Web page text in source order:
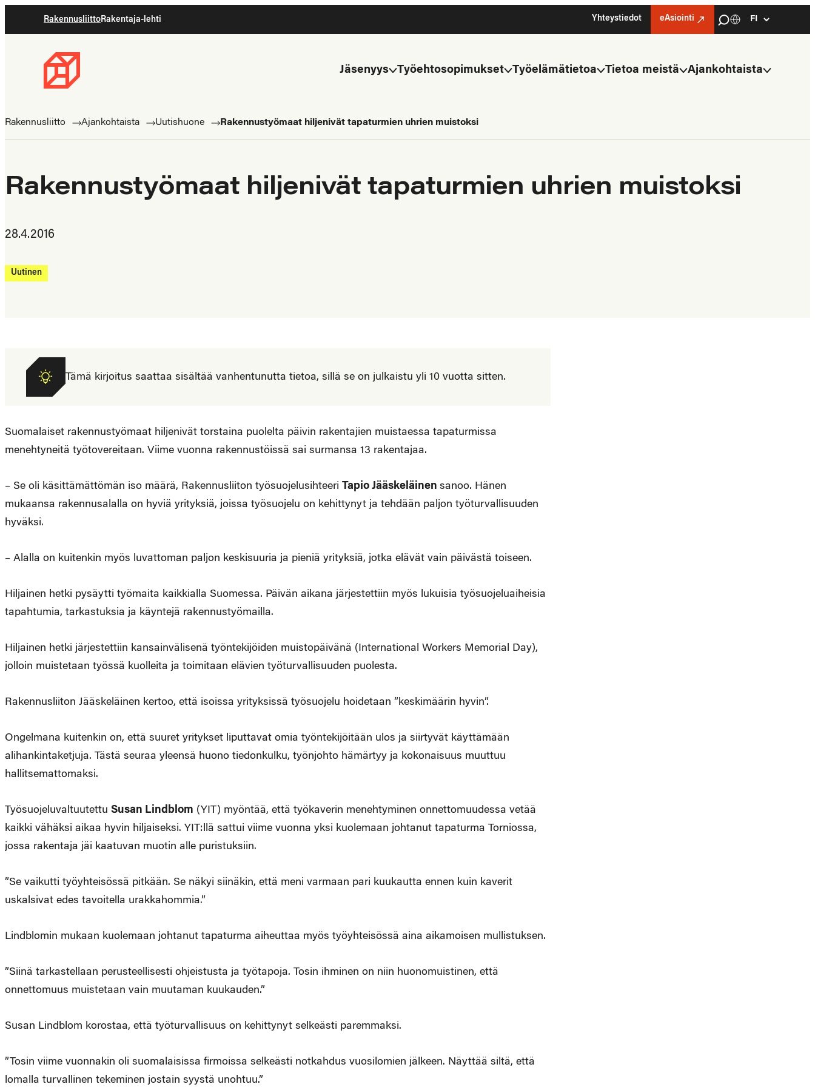
suoraan
RakennusliittoRakentaja-lehti Yhteystiedot eAsiointi
Haku
Kielivalinta
Select
Rakennusliitto
ammattilaisten
Jäsenyys Työehtosopimukset Työelämätietoa Tietoa meistä Ajankohtaista
Rakennusliitto Ajankohtaista Uutishuone Rakennustyömaat hiljenivät tapaturmien uhrien muistoksi
Rakennustyömaat hiljenivät tapaturmien uhrien muistoksi
28.4.2016
Uutinen
Tämä kirjoitus saattaa sisältää vanhentunutta tietoa, sillä se on julkaistu yli 10 vuotta sitten.
Suomalaiset rakennustyömaat hiljenivät torstaina puolelta päivin rakentajien muistaessa tapaturmissa
menehtyneitä työtovereitaan. Viime vuonna rakennustöissä sai surmansa 13 rakentajaa.
– Se oli käsittämättömän iso määrä, Rakennusliiton työsuojelusihteeri Tapio Jääskeläinen sanoo. Hänen
mukaansa rakennusalalla on hyviä yrityksiä, joissa työsuojelu on kehittynyt ja tehdään paljon työturvallisuuden
hyväksi.
– Alalla on kuitenkin myös luvattoman paljon keskisuuria ja pieniä yrityksiä, jotka elävät vain päivästä toiseen.
Hiljainen hetki pysäytti työmaita kaikkialla Suomessa. Päivän aikana järjestettiin myös lukuisia työsuojeluaiheisia
tapahtumia, tarkastuksia ja käyntejä rakennustyömailla.
Hiljainen hetki järjestettiin kansainvälisenä työntekijöiden muistopäivänä (International Workers Memorial Day),
jolloin muistetaan työssä kuolleita ja toimitaan elävien työturvallisuuden puolesta.
Rakennusliiton Jääskeläinen kertoo, että isoissa yrityksissä työsuojelu hoidetaan ”keskimäärin hyvin”.
Ongelmana kuitenkin on, että suuret yritykset liputtavat omia työntekijöitään ulos ja siirtyvät käyttämään
alihankintaketjuja. Tästä seuraa yleensä huono tiedonkulku, työnjohto hämärtyy ja kokonaisuus muuttuu
hallitsemattomaksi.
Työsuojeluvaltuutettu Susan Lindblom (YIT) myöntää, että työkaverin menehtyminen onnettomuudessa vetää
kaikki vähäksi aikaa hyvin hiljaiseksi. YIT:llä sattui viime vuonna yksi kuolemaan johtanut tapaturma Torniossa,
jossa rakentaja jäi kaatuvan muotin alle puristuksiin.
”Se vaikutti työyhteisössä pitkään. Se näkyi siinäkin, että meni varmaan pari kuukautta ennen kuin kaverit
uskalsivat edes tavoitella urakkahommia.”
Lindblomin mukaan kuolemaan johtanut tapaturma aiheuttaa myös työyhteisössä aina aikamoisen mullistuksen.
”Siinä tarkastellaan perusteellisesti ohjeistusta ja työtapoja. Tosin ihminen on niin huonomuistinen, että
onnettomuus muistetaan vain muutaman kuukauden.”
Susan Lindblom korostaa, että työturvallisuus on kehittynyt selkeästi paremmaksi.
”Tosin viime vuonnakin oli suomalaisissa firmoissa selkeästi notkahdus vuosilomien jälkeen. Näyttää siltä, että
lomalla turvallinen tekeminen jostain syystä unohtuu.”